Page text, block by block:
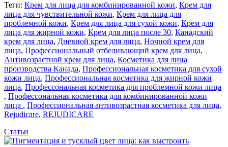
Теги: Крем для лица для комбинированной кожи, Крем для
лица для чувствительной кожи, Крем для лица для
проблемной кожи, Крем для лица для сухой кожи, Крем для
лица для жирной кожи, Крем для лица после 30, Канадский
крем для лица, Дневной крем для лица, Ночной крем для
лица, Профессиональный отбеливающий крем для лица,
Антивозрастной крем для лица, Косметика для лица
производства Канада, Профессиональная косметика для сухой
кожи лица, Профессиональная косметика для жирной кожи
лица, Профессональная косметика для проблемной кожи лица
, Профессональная косметика для комбинированной кожи
лица , Профессиональная антивозрастная косметика для лица,
Rejudicare, REJUDICARE
Статьи